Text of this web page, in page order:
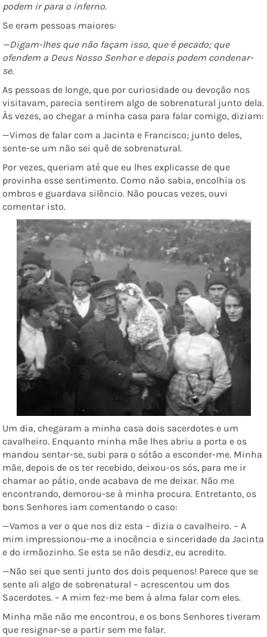
podem ir para o inferno.
Se eram pessoas maiores:
—Digam-lhes que não façam isso, que é pecado; que
ofendem a Deus Nosso Senhor e depois podem condenar-
se.
As pessoas de longe, que por curiosidade ou devoção nos
visitavam, parecia sentirem algo de sobrenatural junto dela.
Às vezes, ao chegar a minha casa para falar comigo, diziam:
—Vimos de falar com a Jacinta e Francisco; junto deles,
sente-se um não sei quê de sobrenatural.
Por vezes, queriam até que eu lhes explicasse de que
provinha esse sentimento. Como não sabia, encolhia os
ombros e guardava silêncio. Não poucas vezes, ouvi
comentar isto.
Um dia, chegaram a minha casa dois sacerdotes e um
cavalheiro. Enquanto minha mãe lhes abriu a porta e os
mandou sentar-se, subi para o sótão a esconder-me. Minha
mãe, depois de os ter recebido, deixou-os sós, para me ir
chamar ao pátio, onde acabava de me deixar. Não me
encontrando, demorou-se à minha procura. Entretanto, os
bons Senhores iam comentando o caso:
—Vamos a ver o que nos diz esta – dizia o cavalheiro. – A
mim impressionou-me a inocência e sinceridade da Jacinta
e do irmãozinho. Se esta se não desdiz, eu acredito.
—Não sei que senti junto dos dois pequenos! Parece que se
sente ali algo de sobrenatural – acrescentou um dos
Sacerdotes. – A mim fez-me bem à alma falar com eles.
Minha mãe não me encontrou, e os bons Senhores tiveram
que resignar-se a partir sem me falar.